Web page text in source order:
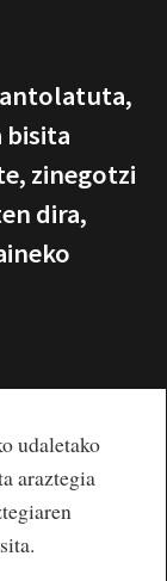
bisita
zinegotzi
dira,
udaletako
araztegia